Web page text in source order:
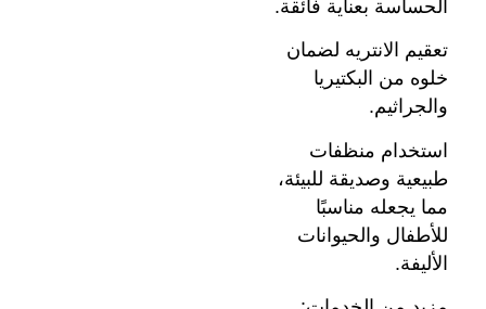
الحساسة بعناية فائقة.
تعقيم الانتريه لضمان
خلوه من البكتيريا
والجراثيم.
استخدام منظفات
طبيعية وصديقة للبيئة،
مما يجعله مناسبًا
للأطفال والحيوانات
الأليفة.